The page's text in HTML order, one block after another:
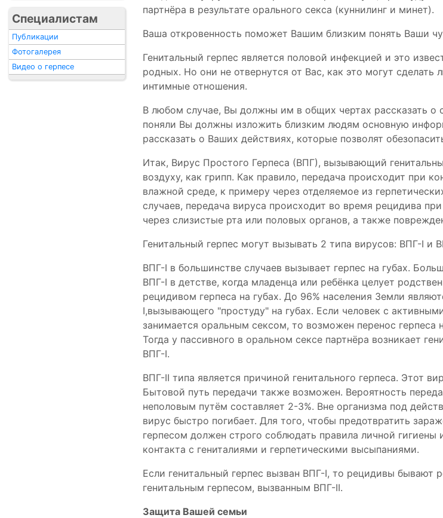
партнёра в результате орального секса (куннилинг и минет).
Ваша откровенность поможет Вашим близким понять Ваши
Генитальный герпес является половой инфекцией и это
родных. Но они не отвернутся от Вас, как это могут сделать
интимные отношения.
В любом случае, Вы должны им в общих чертах рассказать о
поняли Вы должны изложить близким людям основную
рассказать о Ваших действиях, которые позволят
Итак, Вирус Простого Герпеса (ВПГ), вызывающий
воздуху, как грипп. Как правило, передача происходит при
влажной среде, к примеру через отделяемое из
случаев, передача вируса происходит во время рецидива
через слизистые рта или половых органов, а также
Генитальный герпес могут вызывать 2 типа вирусов: ВПГ-I и
ВПГ-I в большинстве случаев вызывает герпес на губах.
ВПГ-I в детстве, когда младенца или ребёнка целует
рецидивом герпеса на губах. До 96% населения Земли
I,вызывающего "простуду" на губах. Если человек с
занимается оральным сексом, то возможен перенос герпеса
Тогда у пассивного в оральном сексе партнёра возникает
ВПГ-I.
ВПГ-II типа является причиной генитального герпеса. Этот
Бытовой путь передачи также возможен. Вероятность
неполовым путём составляет 2-3%. Вне организма под
вирус быстро погибает. Для того, чтобы предотвратить
герпесом должен строго соблюдать правила личной
контакта с гениталиями и герпетическими высыпаниями.
Если генитальный герпес вызван ВПГ-I, то рецидивы бывают
генитальным герпесом, вызванным ВПГ-II.
Защита Вашей семьи
Специалистам
Публикации
Фотогалерея
Видео о герпесе